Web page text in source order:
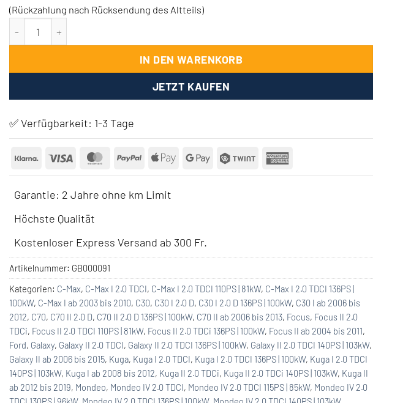
(Rückzahlung nach Rücksendung des Altteils)
IN DEN WARENKORB
JETZT KAUFEN
✅ Verfügbarkeit: 1-3 Tage
Klarna Visa MasterCard
PayPalApple
Pay
Google
Pay
Twint American
Express
Garantie: 2 Jahre ohne km Limit
Höchste Qualität
Kostenloser Express Versand ab 300 Fr.
Artikelnummer: GB000091
Kategorien: C-Max, C-Max I 2.0 TDCI, C-Max I 2.0 TDCI 110PS | 81kW, C-Max I 2.0 TDCI 136PS |
100kW, C-Max I ab 2003 bis 2010, C30, C30 I 2.0 D, C30 I 2.0 D 136PS | 100kW, C30 I ab 2006 bis
2012, C70, C70 II 2.0 D, C70 II 2.0 D 136PS | 100kW, C70 II ab 2006 bis 2013, Focus, Focus II 2.0
TDCi, Focus II 2.0 TDCI 110PS | 81kW, Focus II 2.0 TDCi 136PS | 100kW, Focus II ab 2004 bis 2011,
Ford, Galaxy, Galaxy II 2.0 TDCI, Galaxy II 2.0 TDCI 136PS | 100kW, Galaxy II 2.0 TDCI 140PS | 103kW,
Galaxy II ab 2006 bis 2015, Kuga, Kuga I 2.0 TDCI, Kuga I 2.0 TDCI 136PS | 100kW, Kuga I 2.0 TDCI
140PS | 103kW, Kuga I ab 2008 bis 2012, Kuga II 2.0 TDCi, Kuga II 2.0 TDCi 140PS | 103kW, Kuga II
ab 2012 bis 2019, Mondeo, Mondeo IV 2.0 TDCI, Mondeo IV 2.0 TDCI 115PS | 85kW, Mondeo IV 2.0